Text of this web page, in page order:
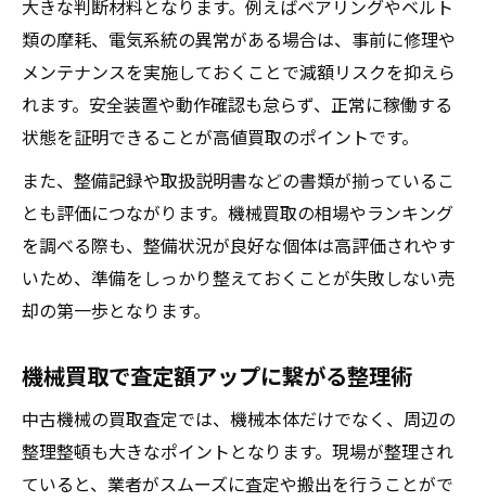
大きな判断材料となります。例えばベアリングやベルト
類の摩耗、電気系統の異常がある場合は、事前に修理や
メンテナンスを実施しておくことで減額リスクを抑えら
れます。安全装置や動作確認も怠らず、正常に稼働する
状態を証明できることが高値買取のポイントです。
また、整備記録や取扱説明書などの書類が揃っているこ
とも評価につながります。機械買取の相場やランキング
を調べる際も、整備状況が良好な個体は高評価されやす
いため、準備をしっかり整えておくことが失敗しない売
却の第一歩となります。
機械買取で査定額アップに繋がる整理術
中古機械の買取査定では、機械本体だけでなく、周辺の
整理整頓も大きなポイントとなります。現場が整理され
ていると、業者がスムーズに査定や搬出を行うことがで